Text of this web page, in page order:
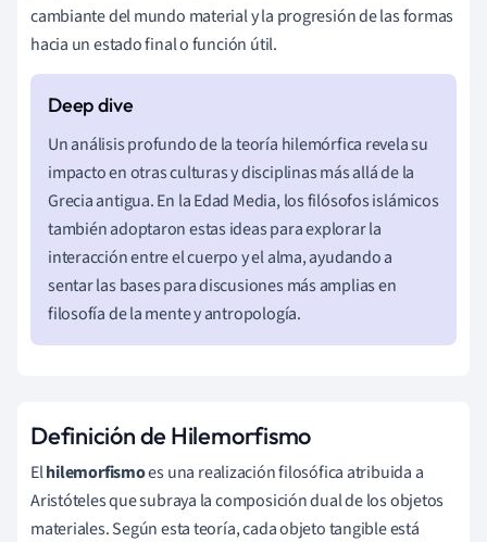
cambiante del mundo material y la progresión de las formas
hacia un estado final o función útil.
Un análisis profundo de la teoría hilemórfica revela su
impacto en otras culturas y disciplinas más allá de la
Grecia antigua. En la Edad Media, los filósofos islámicos
también adoptaron estas ideas para explorar la
interacción entre el cuerpo y el alma, ayudando a
sentar las bases para discusiones más amplias en
filosofía de la mente y antropología.
Definición de Hilemorfismo
Elhilemorfismoes una realización filosófica atribuida a
Aristóteles que subraya la composición dual de los objetos
materiales. Según esta teoría, cada objeto tangible está